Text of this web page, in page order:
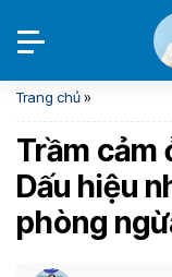
Trang chủ»
Trầm cảm
Dấu hiệu
phòng